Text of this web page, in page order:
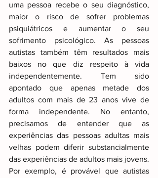
uma pessoa recebe o seu diagnóstico,
maior o risco de sofrer problemas
psiquiátricos e aumentar o seu
sofrimento psicológico. As pessoas
autistas também têm resultados mais
baixos no que diz respeito à vida
independentemente. Tem sido
apontado que apenas metade dos
adultos com mais de 23 anos vive de
forma independente. No entanto,
precisamos de entender que as
experiências das pessoas adultas mais
velhas podem diferir substancialmente
das experiências de adultos mais jovens.
Por exemplo, é provável que autistas